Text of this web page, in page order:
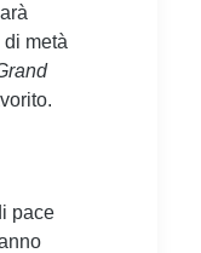
metà
pace